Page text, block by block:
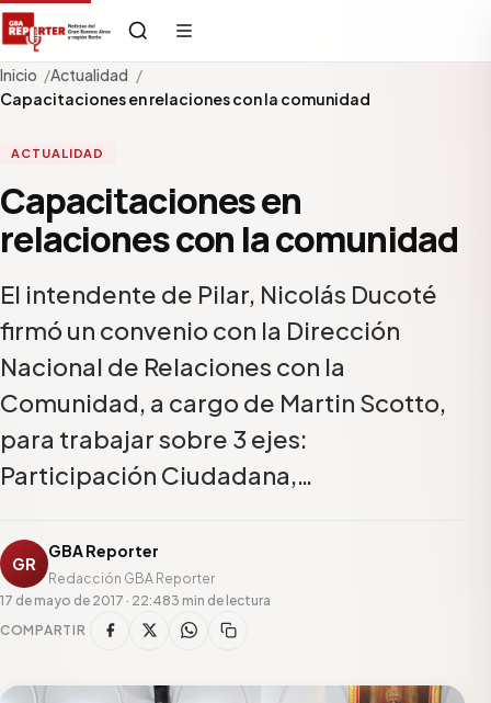
Inicio
Actualidad
Capacitaciones en relaciones con la comunidad
ACTUALIDAD
Capacitaciones en
relaciones con la comunidad
El intendente de Pilar, Nicolás Ducoté
firmó un convenio con la Dirección
Nacional de Relaciones con la
Comunidad, a cargo de Martin Scotto,
para trabajar sobre 3 ejes:
Participación Ciudadana,…
GR
GBA Reporter
Redacción GBA Reporter
17 de mayo de 2017 · 22:483 min de lectura
COMPARTIR